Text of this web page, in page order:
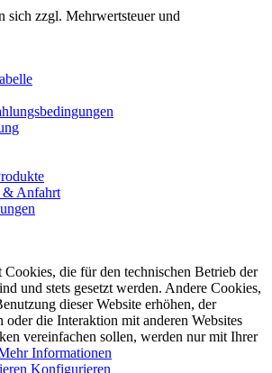
sich zzgl. Mehrwertsteuer und
& Anfahrt
Cookies, die für den technischen Betrieb der
und stets gesetzt werden. Andere Cookies,
dieser Website erhöhen, der
die Interaktion mit anderen Websites
vereinfachen sollen, werden nur mit Ihrer
Informationen
Konfigurieren